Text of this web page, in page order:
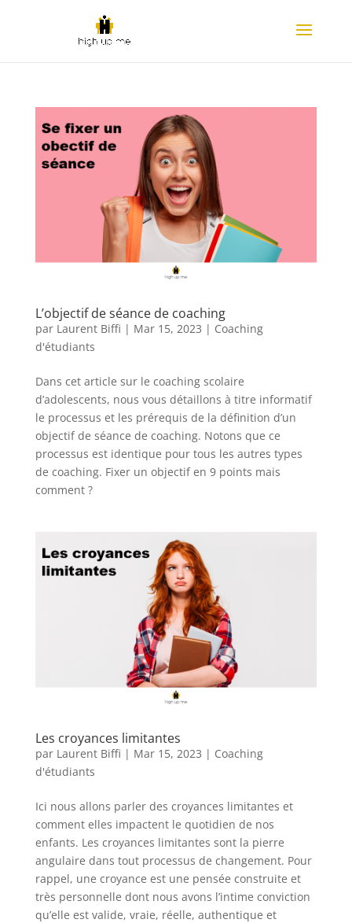
L’objectif de séance de coaching
par Laurent Biffi | Mar 15, 2023 | Coaching
d'étudiants
Dans cet article sur le coaching scolaire
d’adolescents, nous vous détaillons à titre informatif
le processus et les prérequis de la définition d’un
objectif de séance de coaching. Notons que ce
processus est identique pour tous les autres types
de coaching. Fixer un objectif en 9 points mais
comment ?
Les croyances limitantes
par Laurent Biffi | Mar 15, 2023 | Coaching
d'étudiants
Ici nous allons parler des croyances limitantes et
comment elles impactent le quotidien de nos
enfants. Les croyances limitantes sont la pierre
angulaire dans tout processus de changement. Pour
rappel, une croyance est une pensée construite et
très personnelle dont nous avons l’intime conviction
qu’elle est valide, vraie, réelle, authentique et